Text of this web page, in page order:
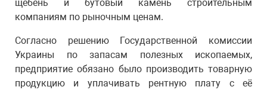
щебень и бутовый камень строительным
компаниям по рыночным ценам.
Согласно решению Государственной комиссии
Украины по запасам полезных ископаемых,
предприятие обязано было производить товарную
продукцию и уплачивать рентную плату с её